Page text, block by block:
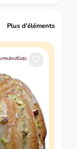
Plus d'éléments